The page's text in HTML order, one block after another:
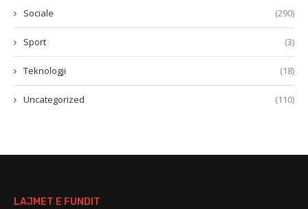
Sociale (290)
Sport (3)
Teknologji (18)
Uncategorized (110)
LAJMET E FUNDIT